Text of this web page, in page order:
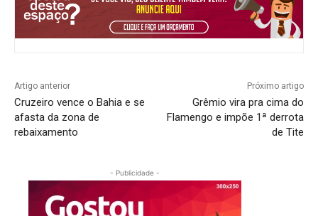
Artigo anterior
Cruzeiro vence o Bahia e se
afasta da zona de
rebaixamento
Próximo artigo
Grêmio vira pra cima do
Flamengo e impõe 1ª derrota
de Tite
- Publicidade -